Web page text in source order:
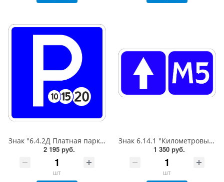
Знак "6.4.2Д Платная парковка для автотранспорта»,B=700Тип А (la) Инженерная (5 лет)металл 0.8 мм
2 195 руб.
шт
Знак 6.14.1 "Километровый знак",350*700Тип А (1б) Микропризм. (7-9 лет)металл 0.8 мм
1 350 руб.
шт